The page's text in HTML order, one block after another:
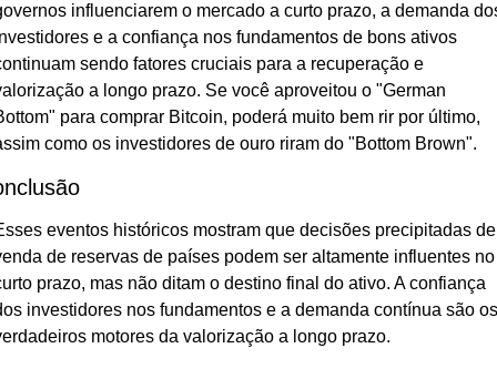
influenciarem o mercado a curto prazo, a demanda
e a confiança nos fundamentos de bons ativos
sendo fatores cruciais para a recuperação e
a longo prazo. Se você aproveitou o "German
para comprar Bitcoin, poderá muito bem rir por último,
como os investidores de ouro riram do "Bottom Brown".
eventos históricos mostram que decisões precipitadas de
de reservas de países podem ser altamente influentes no
prazo, mas não ditam o destino final do ativo. A confiança
investidores nos fundamentos e a demanda contínua são os
motores da valorização a longo prazo.